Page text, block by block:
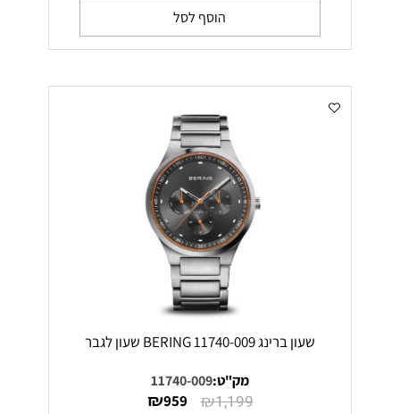
הוסף לסל
שעון ברינג 11740-009 BERING שעון לגבר
מק"ט:11740-009
₪1,199
₪959